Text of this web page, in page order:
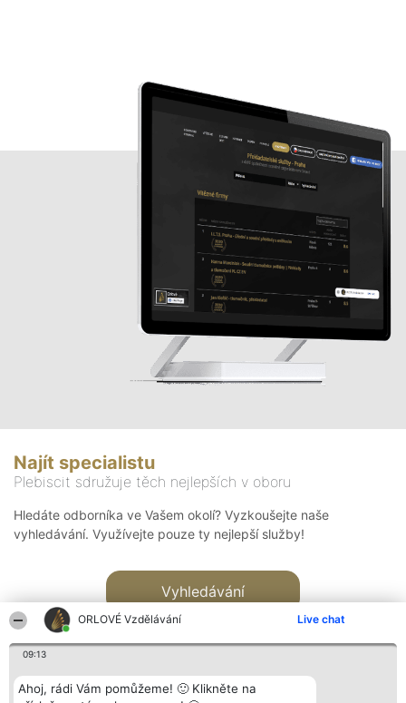
ORLOVÉ Vzdělávání Live chat
09:13
Ahoj, rádi Vám pomůžeme! 🙂 Klikněte na
Najít specialistu
Plebiscit sdružuje těch nejlepších v oboru
Hledáte odborníka ve Vašem okolí? Vyzkoušejte naše
vyhledávání. Využívejte pouze ty nejlepší služby!
Vyhledávání